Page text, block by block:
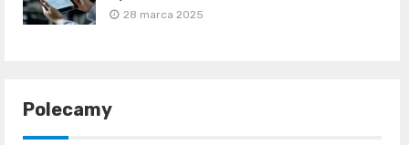
28 marca 2025
Polecamy